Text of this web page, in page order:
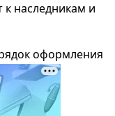
наследникам и
оформления